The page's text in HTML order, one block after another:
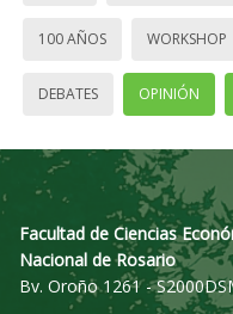
100 AÑOS WORKSHOP
DEBATES OPINIÓN
Facultad de Ciencias
Nacional de Rosario
Bv. Oroño 1261 -